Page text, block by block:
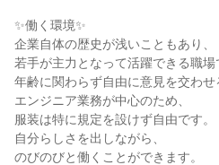
✨働く環境✨
企業自体の歴史が浅いこともあり、
若手が主力となって活躍できる職場
年齢に関わらず自由に意見を交わせ
エンジニア業務が中心のため、
服装は特に規定を設けず自由です。
自分らしさを出しながら、
のびのびと働くことができます。